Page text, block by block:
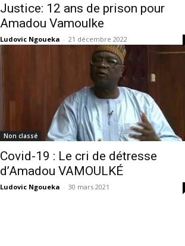
Justice: 12 ans de prison pour
Amadou Vamoulke
Ludovic Ngoueka - 21 décembre 2022
Non classé
Covid-19 : Le cri de détresse
d’Amadou VAMOULKÉ
Ludovic Ngoueka - 30 mars 2021